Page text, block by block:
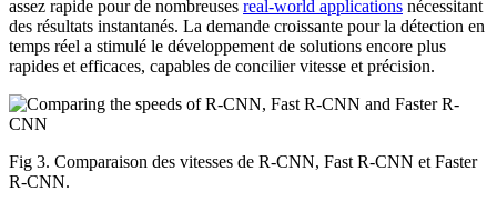
assez rapide pour de nombreuses real-world applications nécessitant
des résultats instantanés. La demande croissante pour la détection en
temps réel a stimulé le développement de solutions encore plus
rapides et efficaces, capables de concilier vitesse et précision.
Fig 3. Comparaison des vitesses de R-CNN, Fast R-CNN et Faster
R-CNN.